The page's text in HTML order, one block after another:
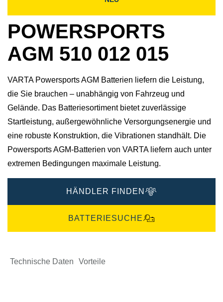
POWERSPORTS
AGM 510 012 015
VARTA Powersports AGM Batterien liefern die Leistung,
die Sie brauchen – unabhängig von Fahrzeug und
Gelände. Das Batteriesortiment bietet zuverlässige
Startleistung, außergewöhnliche Versorgungsenergie und
eine robuste Konstruktion, die Vibrationen standhält. Die
Powersports AGM-Batterien von VARTA liefern auch unter
extremen Bedingungen maximale Leistung.
HÄNDLER FINDEN
BATTERIESUCHE
Technische Daten Vorteile